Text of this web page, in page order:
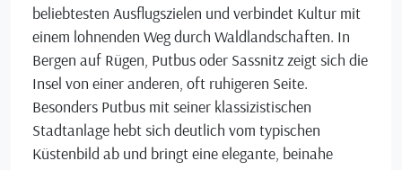
beliebtesten Ausflugszielen und verbindet Kultur mit
einem lohnenden Weg durch Waldlandschaften. In
Bergen auf Rügen, Putbus oder Sassnitz zeigt sich die
Insel von einer anderen, oft ruhigeren Seite.
Besonders Putbus mit seiner klassizistischen
Stadtanlage hebt sich deutlich vom typischen
Küstenbild ab und bringt eine elegante, beinahe